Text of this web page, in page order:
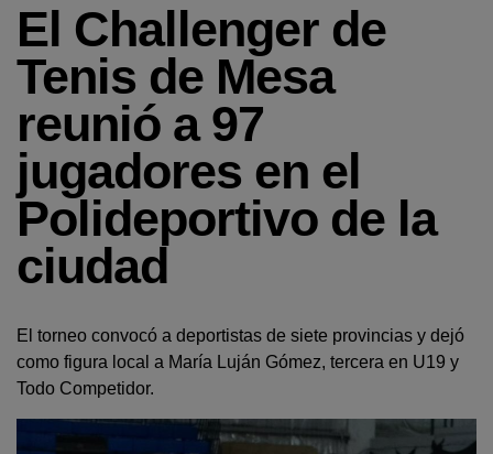
El Challenger de
Tenis de Mesa
reunió a 97
jugadores en el
Polideportivo de la
ciudad
El torneo convocó a deportistas de siete provincias y dejó
como figura local a María Luján Gómez, tercera en U19 y
Todo Competidor.